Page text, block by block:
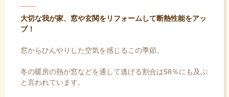
大切な我が家、窓や玄関をリフォームして断熱性能をアッ
プ！
窓からひんやりした空気を感じるこの季節。
冬の暖房の熱が窓などを通して逃げる割合は58％にも及ぶ
と言われています。